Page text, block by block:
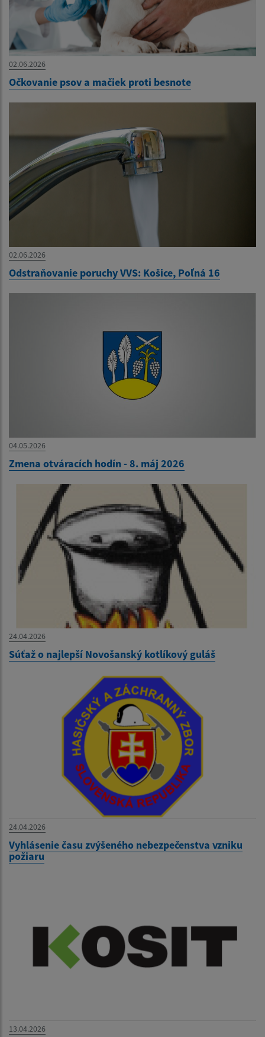
02.06.2026
Očkovanie psov a mačiek proti besnote
02.06.2026
Odstraňovanie poruchy VVS: Košice, Poľná 16
04.05.2026
Zmena otváracích hodín - 8. máj 2026
24.04.2026
Súťaž o najlepší Novošanský kotlíkový guláš
24.04.2026
Vyhlásenie času zvýšeného nebezpečenstva vzniku
požiaru
13.04.2026